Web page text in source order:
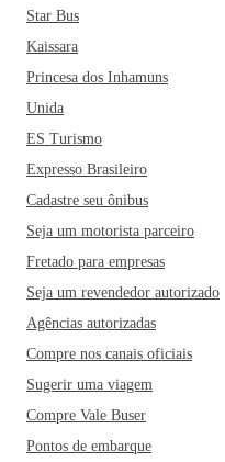
Star Bus
Kaissara
Princesa dos Inhamuns
Unida
ES Turismo
Expresso Brasileiro
Cadastre seu ônibus
Seja um motorista parceiro
Fretado para empresas
Seja um revendedor autorizado
Agências autorizadas
Compre nos canais oficiais
Sugerir uma viagem
Compre Vale Buser
Pontos de embarque